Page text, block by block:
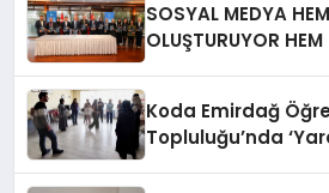
SOSYAL MEDYA
OLUŞTURUYOR HEM
Koda Emirdağ
Topluluğu’nda